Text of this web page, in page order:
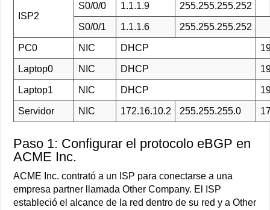
ISP2
S0/0/0 1.1.1.9 255.255.255.252
S0/0/1 1.1.1.6 255.255.255.252
PC0 NIC DHCP
Laptop0 NIC DHCP
Laptop1 NIC DHCP
Servidor NIC 172.16.10.2 255.255.255.0
Paso 1: Configurar el protocolo eBGP en
ACME Inc.
ACME Inc. contrató a un ISP para conectarse a una
empresa partner llamada Other Company. El ISP
estableció el alcance de la red dentro de su red y a Other